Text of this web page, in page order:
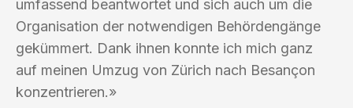
umfassend beantwortet und sich auch um die
Organisation der notwendigen Behördengänge
gekümmert. Dank ihnen konnte ich mich ganz
auf meinen Umzug von Zürich nach Besançon
konzentrieren.»